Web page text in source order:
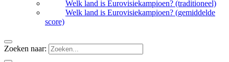
Welk land is Eurovisiekampioen? (traditioneel)
Welk land is Eurovisiekampioen? (gemiddelde
score)
Zoeken naar: